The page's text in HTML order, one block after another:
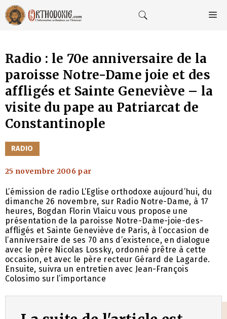
Aller
au
contenu
Radio : le 70e anniversaire de la
paroisse Notre-Dame joie et des
affligés et Sainte Geneviève – la
visite du pape au Patriarcat de
Constantinople
CATÉGORIES
RADIO
25 novembre 2006 par
L’émission de radio L’Eglise orthodoxe aujourd’hui, du
dimanche 26 novembre, sur Radio Notre-Dame, à 17
heures, Bogdan Florin Vlaicu vous propose une
présentation de la paroisse Notre-Dame-joie-des-
affligés et Sainte Geneviève de Paris, à l’occasion de
l’anniversaire de ses 70 ans d’existence, en dialogue
avec le père Nicolas Lossky, ordonné prêtre à cette
occasion, et avec le père recteur Gérard de Lagarde.
Ensuite, suivra un entretien avec Jean-François
Colosimo sur l’importance